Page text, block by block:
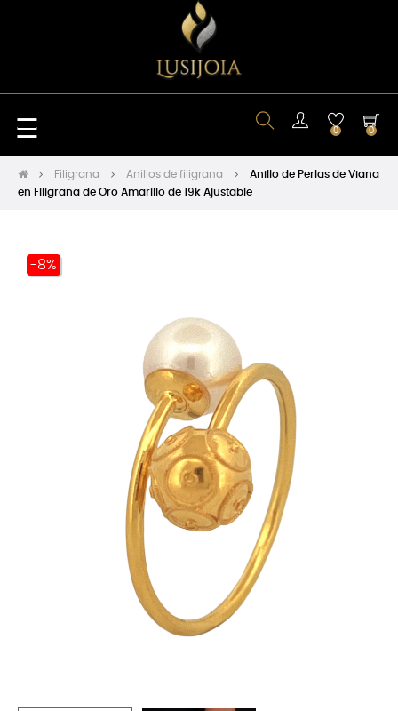
Navegación
de
☰ 0 0
Filigrana Anillos de filigrana
Anillo de Perlas de Viana
en Filigrana de Oro Amarillo de 19k Ajustable
-8%